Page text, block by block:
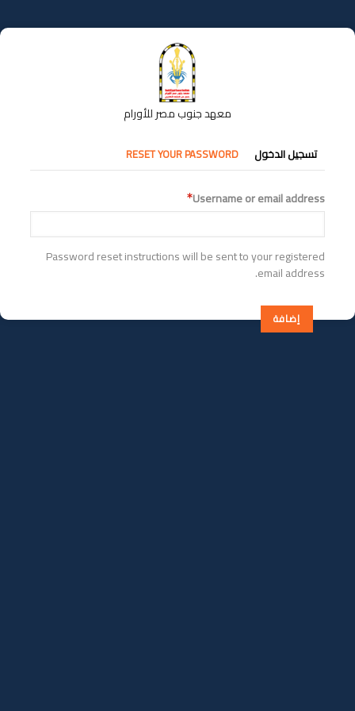
إلى
المحتوى
معهد جنوب مصر للأورام
التبويبات
الأساسية
تسجيل الدخول RESET YOUR PASSWORD
Username or email address
Password reset instructions will be sent to your registered
email address.